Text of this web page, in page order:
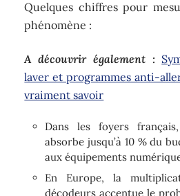
Quelques chiffres pour
phénomène :
A découvrir également :
laver et programmes anti-
vraiment savoir
Dans les foyers
absorbe jusqu’à 10 % du
aux équipements
En Europe, la
décodeurs accentue le